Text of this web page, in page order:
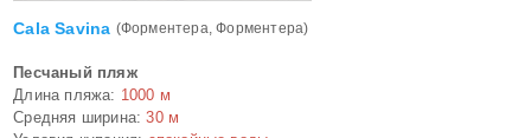
Cala Savina (Форментера, Форментера)
Песчаный пляж
Длина пляжа: 1000 м
Средняя ширина:30 м